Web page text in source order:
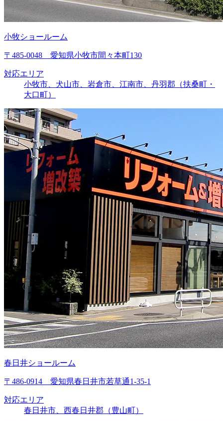
小牧ショールーム
〒485-0048 愛知県小牧市間々本町130
対応エリア
小牧市、犬山市、岩倉市、江南市、丹羽郡（扶桑町・
大口町）
春日井ショールーム
〒486-0914 愛知県春日井市若草通1-35-1
対応エリア
春日井市、西春日井郡（豊山町）